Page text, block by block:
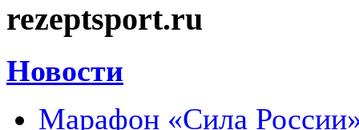
rezeptsport.ru
Новости
Марафон «Сила